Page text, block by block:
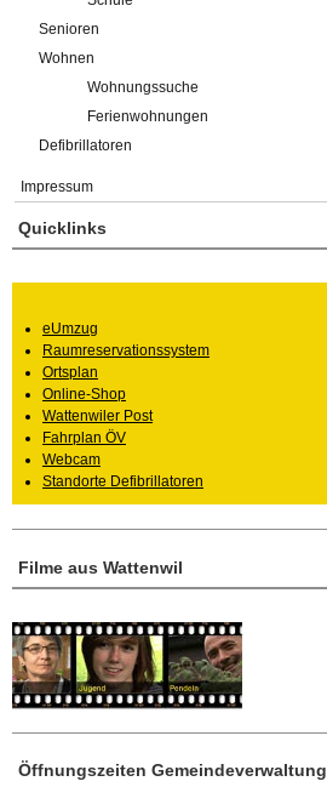
Senioren
Wohnen
Wohnungssuche
Ferienwohnungen
Defibrillatoren
Impressum
Öffnungszeiten Gemeindeverwaltung
Filme aus Wattenwil
Quicklinks
eUmzug
Raumreservationssystem
Ortsplan
Online-Shop
Wattenwiler Post
Fahrplan ÖV
Webcam
Standorte Defibrillatoren